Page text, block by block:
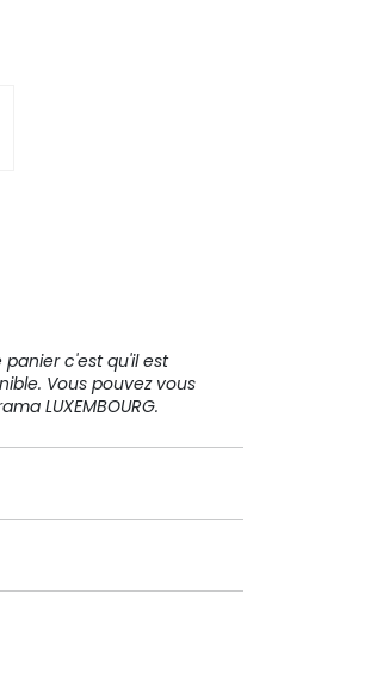
c'est qu'il est
Vous pouvez vous
LUXEMBOURG.